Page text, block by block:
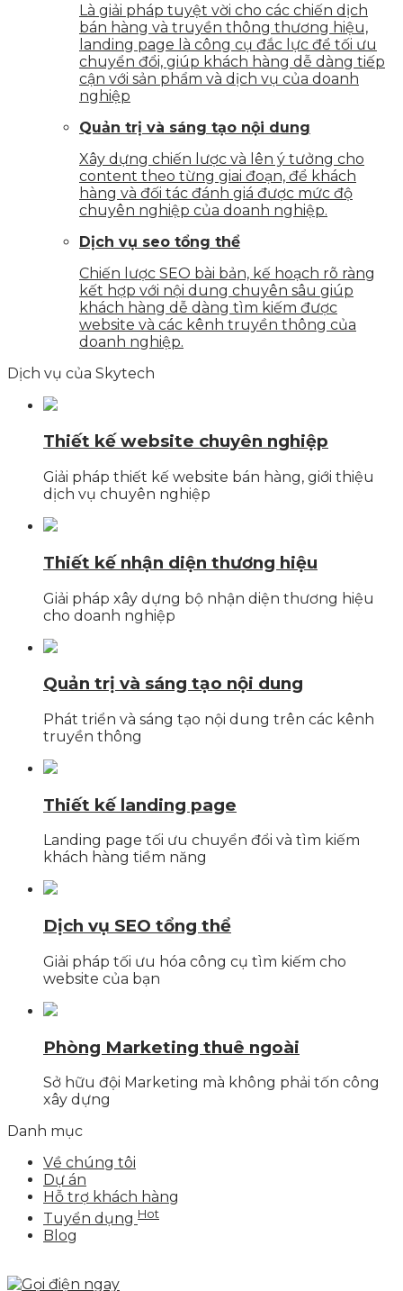
Là giải pháp tuyệt vời cho các chiến dịch
bán hàng và truyền thông thương hiệu,
landing page là công cụ đắc lực để tối ưu
chuyển đổi, giúp khách hàng dễ dàng tiếp
cận với sản phẩm và dịch vụ của doanh
nghiệp
Quản trị và sáng tạo nội dung
Xây dựng chiến lược và lên ý tưởng cho
content theo từng giai đoạn, để khách
hàng và đối tác đánh giá được mức độ
chuyên nghiệp của doanh nghiệp.
Dịch vụ seo tổng thể
Chiến lược SEO bài bản, kế hoạch rõ ràng
kết hợp với nội dung chuyên sâu giúp
khách hàng dễ dàng tìm kiếm được
website và các kênh truyền thông của
doanh nghiệp.
Dịch vụ của Skytech
Thiết kế website chuyên nghiệp
Giải pháp thiết kế website bán hàng, giới thiệu
dịch vụ chuyên nghiệp
Thiết kế nhận diện thương hiệu
Giải pháp xây dựng bộ nhận diện thương hiệu
cho doanh nghiệp
Quản trị và sáng tạo nội dung
Phát triển và sáng tạo nội dung trên các kênh
truyền thông
Thiết kế landing page
Landing page tối ưu chuyển đổi và tìm kiếm
khách hàng tiềm năng
Dịch vụ SEO tổng thể
Giải pháp tối ưu hóa công cụ tìm kiếm cho
website của bạn
Phòng Marketing thuê ngoài
Sở hữu đội Marketing mà không phải tốn công
xây dựng
Danh mục
Về chúng tôi
Dự án
Hỗ trợ khách hàng
Tuyển dụng Hot
Blog